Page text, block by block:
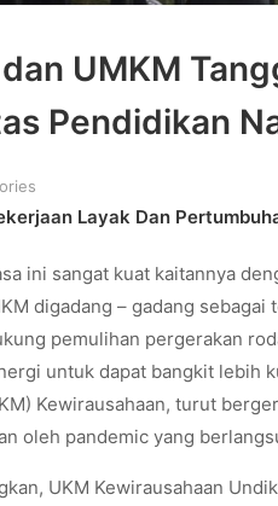
UMKM
Pendidikan
Layak Dan
ini sangat kuat kaitannya
digadang – gadang
pemulihan pergerakan
untuk dapat bangkit lebih
Kewirausahaan, turut
oleh pandemic yang
UKM Kewirausahaan